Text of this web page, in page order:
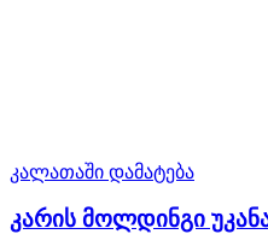
კალათაში დამატება
კარის მოლდინგი